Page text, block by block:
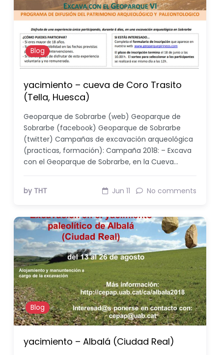
Blog
yacimiento – cueva de Coro Trasito
(Tella, Huesca)
Geoparque de Sobrarbe (web) Geoparque de
Sobrarbe (facebook) Geoparque de Sobrarbe
(twitter) Campañas de excavación arqueológica
(practicas, formación): Campaña 2018: – Excava
con el Geoparque de Sobrarbe, en la Cueva…
by THT Jun 11 No comments
Blog
yacimiento – Albalá (Ciudad Real)